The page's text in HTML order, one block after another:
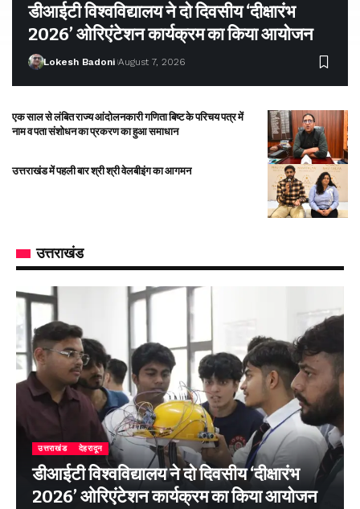
डीआईटी विश्वविद्यालय ने दो दिवसीय ‘दीक्षारंभ
2026’ ओरिएंटेशन कार्यक्रम का किया आयोजन
Lokesh Badoni August 7, 2026
एक साल से लंबित राज्य आंदोलनकारी गणिता बिष्ट के परिचय पत्र में
नाम व पता संशोधन का प्रकरण का हुआ समाधान
उत्तराखंड में पहली बार श्री श्री वेलबीइंग का आगमन
उत्तराखंड
उत्तराखंड देहरादून
डीआईटी विश्वविद्यालय ने दो दिवसीय ‘दीक्षारंभ
2026’ ओरिएंटेशन कार्यक्रम का किया आयोजन